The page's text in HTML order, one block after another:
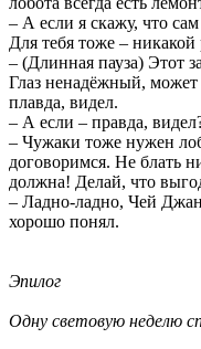
– А если я скажу, что
Для тебя тоже –
– (Длинная пауза) Этот
Глаз ненадёжный,
плавда, видел.
– А если – правда,
– Чужаки тоже нужен
договоримся. Не блать
должна! Делай, что
– Ладно-ладно, Чей
хорошо понял.
Эпилог
Одну световую неделю